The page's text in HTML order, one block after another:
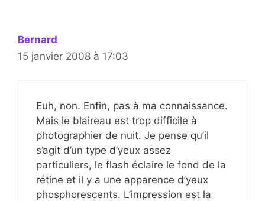
Bernard
15 janvier 2008 à 17:03
Euh, non. Enfin, pas à ma connaissance.
Mais le blaireau est trop difficile à
photographier de nuit. Je pense qu’il
s’agit d’un type d’yeux assez
particuliers, le flash éclaire le fond de la
rétine et il y a une apparence d’yeux
phosphorescents. L’impression est la